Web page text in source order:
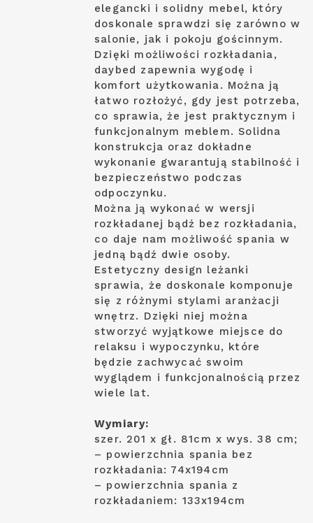
elegancki i solidny mebel, który
doskonale sprawdzi się zarówno w
salonie, jak i pokoju gościnnym.
Dzięki możliwości rozkładania,
daybed zapewnia wygodę i
komfort użytkowania. Można ją
łatwo rozłożyć, gdy jest potrzeba,
co sprawia, że jest praktycznym i
funkcjonalnym meblem. Solidna
konstrukcja oraz dokładne
wykonanie gwarantują stabilność i
bezpieczeństwo podczas
odpoczynku.
Można ją wykonać w wersji
rozkładanej bądź bez rozkładania,
co daje nam możliwość spania w
jedną bądź dwie osoby.
Estetyczny design leżanki
sprawia, że doskonale komponuje
się z różnymi stylami aranżacji
wnętrz. Dzięki niej można
stworzyć wyjątkowe miejsce do
relaksu i wypoczynku, które
będzie zachwycać swoim
wyglądem i funkcjonalnością przez
wiele lat.
Wymiary:
szer. 201 x gł. 81cm x wys. 38 cm;
– powierzchnia spania bez
rozkładania: 74x194cm
– powierzchnia spania z
rozkładaniem: 133x194cm